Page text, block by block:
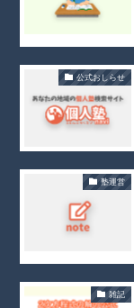
content/theme
post_index.ph
pon line23
Undefined
"no_cat_tag" in
/home/nobuoc
reate2/kojin-
content/theme
s/swell_child/p
arts/post_list/
post_index.ph
pon line23
Warning:
Undefined
array key
"no_cat_tag" in
/home/nobuoc
reate2/kojin-
content/theme
公式おしらせ
Warning:
Undefined
"no_cat_tag" in
塾運営
雑記